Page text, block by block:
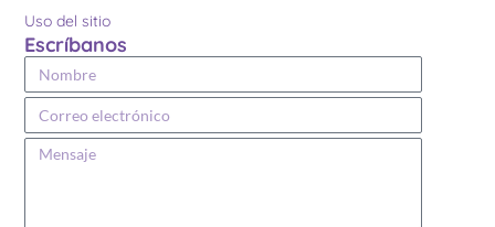
Uso del sitio
Escríbanos